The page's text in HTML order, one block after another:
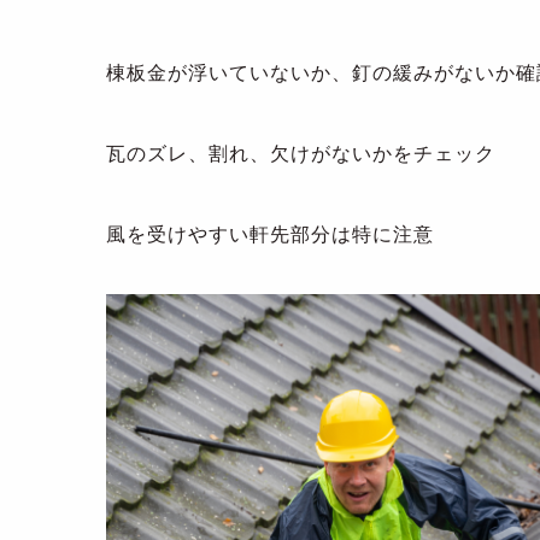
棟板金が浮いていないか、釘の緩みがないか
瓦のズレ、割れ、欠けがないかをチェック
風を受けやすい軒先部分は特に注意